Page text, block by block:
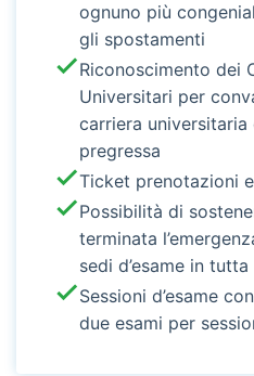
ognuno più
gli spostamenti
Riconoscimento dei
Universitari per
carriera
pregressa
Ticket prenotazioni
Possibilità di
terminata
sedi d’esame in tutta
Sessioni d’esame
due esami per